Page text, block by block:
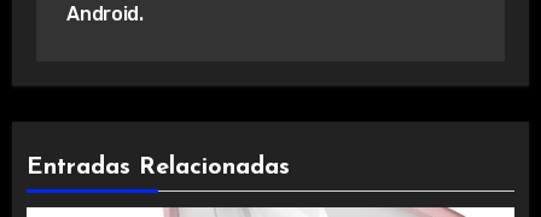
Android.
Entradas Relacionadas